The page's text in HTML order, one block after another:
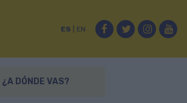
Facebook
Twitter
ES EN
¿A DÓNDE VAS?